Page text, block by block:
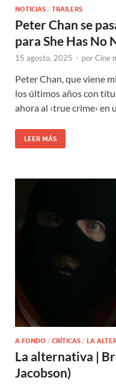
NOTICIAS / TRAILERS
Peter Chan se
para She Has No
15 agosto, 2025 - porCine
Peter Chan, que viene
los últimos años con
ahora al ‹true crime›
LEER MÁS
A FONDO / CRÍTICAS / LA
La alternativa |
Jacobson)